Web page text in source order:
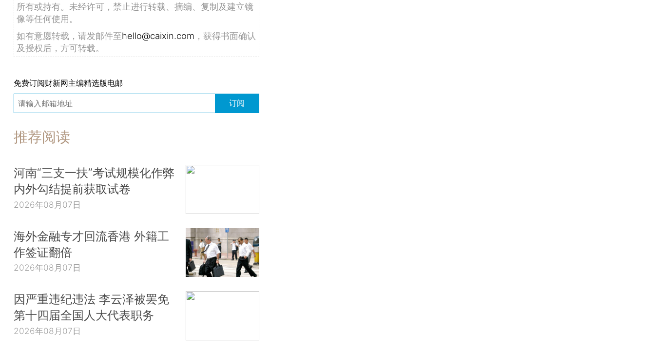
所有或持有。未经许可，禁止进行转载、摘编、复制及建立镜
像等任何使用。
如有意愿转载，请发邮件至hello@caixin.com ，获得书面确认
及授权后，方可转载。
免费订阅财新网主编精选版电邮
订阅
推荐阅读
河南“三支一扶”考试规模化作弊
内外勾结提前获取试卷
2026年08月07日
海外金融专才回流香港 外籍工
作签证翻倍
2026年08月07日
因严重违纪违法 李云泽被罢免
第十四届全国人大代表职务
2026年08月07日